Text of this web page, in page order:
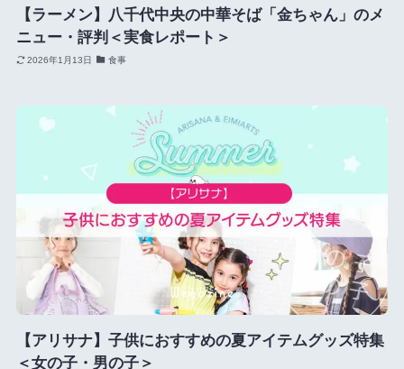
【ラーメン】八千代中央の中華そば「金ちゃん」のメ
ニュー・評判＜実食レポート＞
2026年1月13日 食事
【アリサナ】子供におすすめの夏アイテムグッズ特集
＜女の子・男の子＞